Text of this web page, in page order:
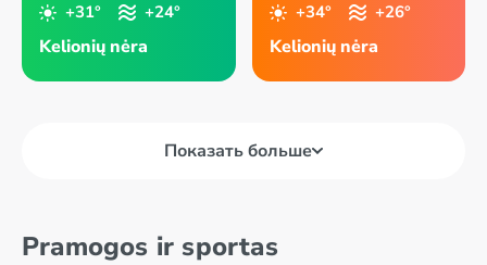
+31° +24°
Kelionių nėra
+34° +26°
Kelionių nėra
Показать больше
Pramogos ir sportas